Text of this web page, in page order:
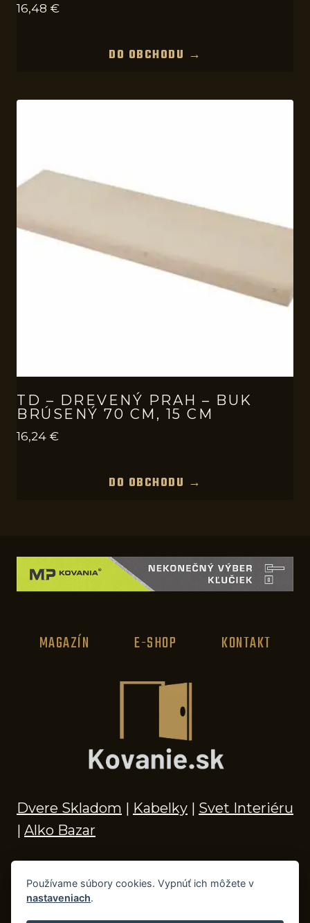
16,48 €
DO OBCHODU →
TD – DREVENÝ PRAH – BUK
BRÚSENÝ 70 CM, 15 CM
16,24 €
DO OBCHODU →
MAGAZÍN E-SHOP KONTAKT
Dvere Skladom | Kabelky | Svet Interiéru
| Alko Bazar
© 2026 Kľučky na dvere, madlá, kovania,
Používame súbory cookies. Vypnúť ich môžete v
nastaveniach.